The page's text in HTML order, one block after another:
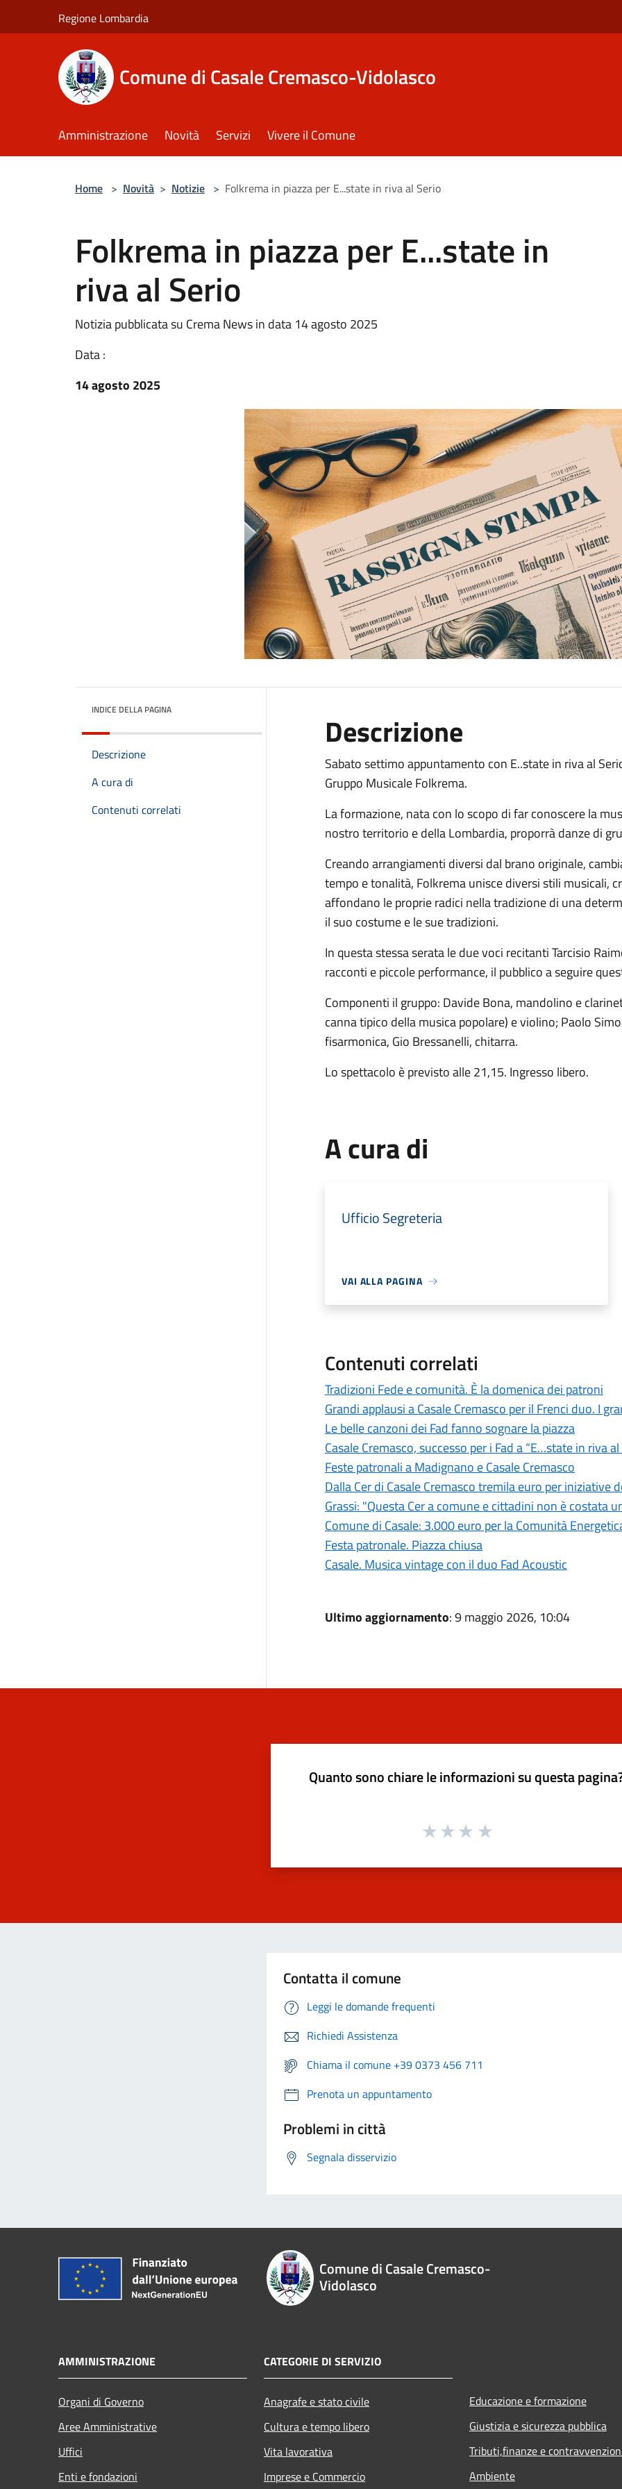
Regione Lombardia
Comune di Casale Cremasco-Vidolasco
Amministrazione Novità Servizi Vivere il Comune
Home > Novità > Notizie > Folkrema in piazza per E...state in riva al Serio
Folkrema in piazza per E...state in
riva al Serio
Notizia pubblicata su Crema News in data 14 agosto 2025
Data :
14 agosto 2025
INDICE DELLA PAGINA
Descrizione
A cura di
Contenuti correlati
Descrizione
Sabato settimo appuntamento con E..state in riva al
Gruppo Musicale Folkrema.
La formazione, nata con lo scopo di far conoscere la
nostro territorio e della Lombardia, proporrà danze di
Creando arrangiamenti diversi dal brano originale,
tempo e tonalità, Folkrema unisce diversi stili musicali,
affondano le proprie radici nella tradizione di una
il suo costume e le sue tradizioni.
In questa stessa serata le due voci recitanti Tarcisio
racconti e piccole performance, il pubblico a seguire
Componenti il gruppo: Davide Bona, mandolino e
canna tipico della musica popolare) e violino; Paolo
fisarmonica, Gio Bressanelli, chitarra.
Lo spettacolo è previsto alle 21,15. Ingresso libero.
A cura di
Ufficio Segreteria
VAI ALLA PAGINA
Contenuti correlati
Tradizioni Fede e comunità. È la domenica dei patroni
Grandi applausi a Casale Cremasco per il Frenci duo. I
Le belle canzoni dei Fad fanno sognare la piazza
Casale Cremasco, successo per i Fad a “E…state in riva
Feste patronali a Madignano e Casale Cremasco
Dalla Cer di Casale Cremasco tremila euro per
Grassi: "Questa Cer a comune e cittadini non è costata
Comune di Casale: 3.000 euro per la Comunità
Festa patronale. Piazza chiusa
Casale. Musica vintage con il duo Fad Acoustic
Ultimo aggiornamento: 9 maggio 2026, 10:04
Quanto sono chiare le informazioni su questa
Contatta il comune
Leggi le domande frequenti
Richiedi Assistenza
Chiama il comune +39 0373 456 711
Prenota un appuntamento
Problemi in città
Segnala disservizio
Comune di Casale Cremasco-
Vidolasco
AMMINISTRAZIONE
Organi di Governo
Aree Amministrative
Uffici
Enti e fondazioni
CATEGORIE DI SERVIZIO
Anagrafe e stato civile
Cultura e tempo libero
Vita lavorativa
Imprese e Commercio
Educazione e formazione
Giustizia e sicurezza pubblica
Tributi,finanze e
Ambiente